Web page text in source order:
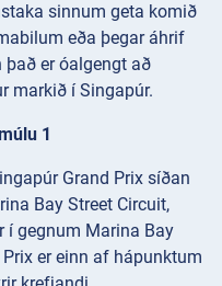
sinnum geta komið
eða þegar áhrif
er óalgengt að
markið í Singapúr.
1
Grand Prix síðan
Bay Street Circuit,
í gegnum Marina Bay
er einn af hápunktum